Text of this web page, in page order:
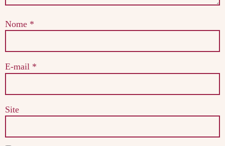
Nome *
E-mail *
Site